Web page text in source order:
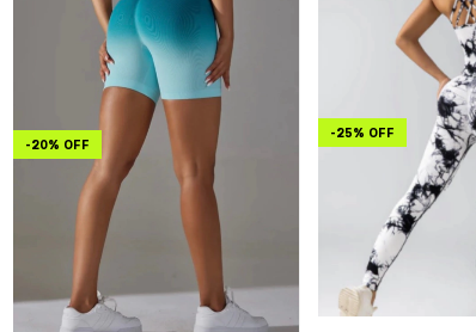
-20% OFF
-25% OFF